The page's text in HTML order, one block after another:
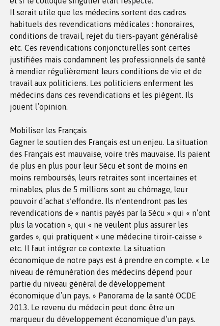
Il serait utile que les médecins sortent des cadres
habituels des revendications médicales : honoraires,
conditions de travail, rejet du tiers-payant généralisé
etc. Ces revendications conjoncturelles sont certes
justifiées mais condamnent les professionnels de santé
à mendier régulièrement leurs conditions de vie et de
travail aux politiciens. Les politiciens enferment les
médecins dans ces revendications et les piègent. Ils
jouent l’opinion.
Mobiliser les Français
Gagner le soutien des Français est un enjeu. La situation
des Français est mauvaise, voire très mauvaise. Ils paient
de plus en plus pour leur Sécu et sont de moins en
moins remboursés, leurs retraites sont incertaines et
minables, plus de 5 millions sont au chômage, leur
pouvoir d’achat s’effondre. Ils n’entendront pas les
revendications de « nantis payés par la Sécu » qui « n’ont
plus la vocation », qui « ne veulent plus assurer les
gardes », qui pratiquent « une médecine tiroir-caisse »
etc. Il faut intégrer ce contexte. La situation
économique de notre pays est à prendre en compte. « Le
niveau de rémunération des médecins dépend pour
partie du niveau général de développement
économique d’un pays. » Panorama de la santé OCDE
2013. Le revenu du médecin peut donc être un
marqueur du développement économique d’un pays.